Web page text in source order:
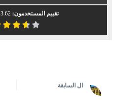
تقييم المستخدمون:3.62
ال السابقة